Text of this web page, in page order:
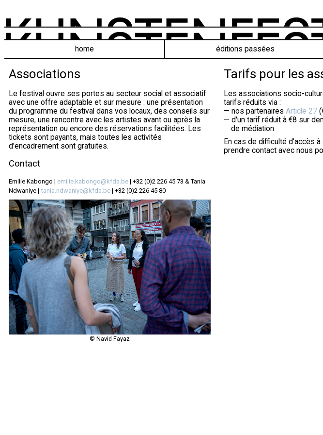
home éditions passées
Associations
Le festival ouvre ses portes au secteur social et associatif
avec une offre adaptable et sur mesure : une présentation
du programme du festival dans vos locaux, des conseils sur
mesure, une rencontre avec les artistes avant ou après la
représentation ou encore des réservations facilitées. Les
tickets sont payants, mais toutes les activités
d'encadrement sont gratuites.
Contact
Emilie Kabongo | emilie.kabongo@kfda.be | +32 (0)2 226 45 73 & Tania
Ndwaniye | tania.ndwaniye@kfda.be | +32 (0)2 226 45 80
© Navid Fayaz
Tarifs pour les
Les associations socio-
tarifs réduits via :
nos partenaires Article 27
d'un tarif réduit à €8 sur
de médiation
En cas de difficulté d’accès
prendre contact avec nous